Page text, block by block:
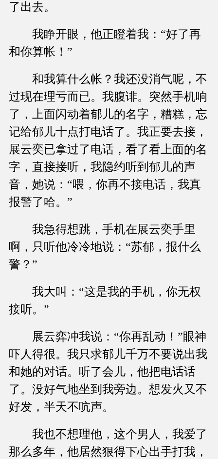
了出去。
我睁开眼，他正瞪着我：“好了再
和你算帐！”
和我算什么帐？我还没消气呢，不
过现在理亏而已。我腹诽。突然手机响
了，上面闪动着郁儿的名字，糟糕，忘
记给郁儿十点打电话了。我正要去接，
展云奕已拿过了电话，看了看上面的名
字，直接接听，我隐约听到郁儿的声
音，她说：“喂，你再不接电话，我真
报警了哈。”
我急得想跳，手机在展云奕手里
啊，只听他冷冷地说：“苏郁，报什么
警？”
我大叫：“这是我的手机，你无权
接听。”
展云弈冲我说：“你再乱动！”眼神
吓人得很。我只求郁儿千万不要说出我
和她的对话。听了会儿，他把电话话
了。没好气地坐到我旁边。想发火又不
好发，半天不吭声。
我也不想理他，这个男人，我爱了
那么多年，他居然狠得下心出手打我，